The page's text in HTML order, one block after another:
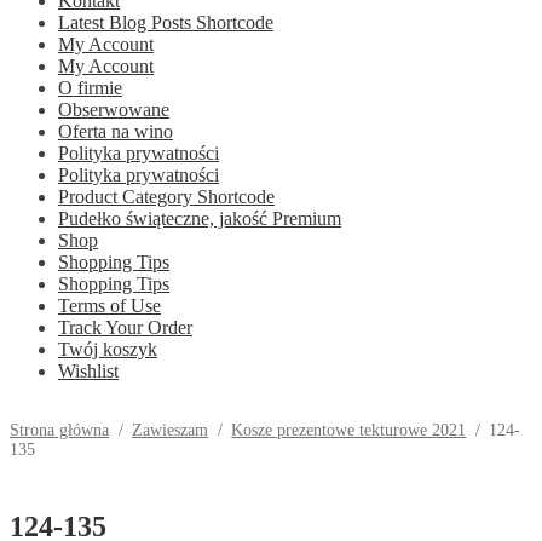
Latest Blog Posts Shortcode
My Account
My Account
O firmie
Obserwowane
Oferta na wino
Polityka prywatności
Polityka prywatności
Product Category Shortcode
Pudełko świąteczne, jakość Premium
Shop
Shopping Tips
Shopping Tips
Terms of Use
Track Your Order
Twój koszyk
Wishlist
Strona główna / Zawieszam / Kosze prezentowe tekturowe 2021 / 124-
135
124-135